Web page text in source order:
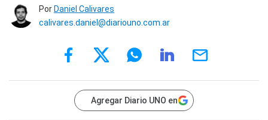
Por Daniel Calivares
calivares.daniel@diariouno.com.ar
Agregar Diario UNO en